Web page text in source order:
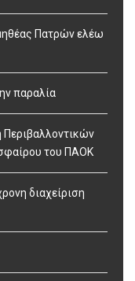
Πατρών ελέω
παραλία
Περιβαλλοντικών
του ΠΑΟΚ
διαχείριση